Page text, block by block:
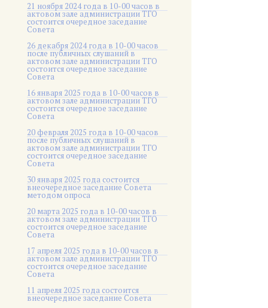
21 ноября 2024 года в 10-00 часов в
актовом зале администрации ТГО
состоится очередное заседание
Совета
26 декабря 2024 года в 10-00 часов
после публичных слушаний в
актовом зале администрации ТГО
состоится очередное заседание
Совета
16 января 2025 года в 10-00 часов в
актовом зале администрации ТГО
состоится очередное заседание
Совета
20 февраля 2025 года в 10-00 часов
после публичных слушаний в
актовом зале администрации ТГО
состоится очередное заседание
Совета
30 января 2025 года состоится
внеочередное заседание Совета
методом опроса
20 марта 2025 года в 10-00 часов в
актовом зале администрации ТГО
состоится очередное заседание
Совета
17 апреля 2025 года в 10-00 часов в
актовом зале администрации ТГО
состоится очередное заседание
Совета
11 апреля 2025 года состоится
внеочередное заседание Совета